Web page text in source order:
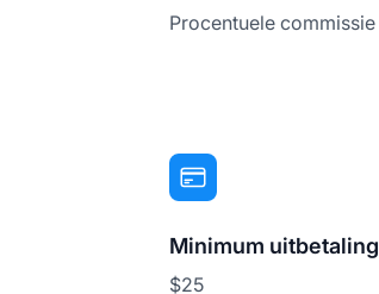
Procentuele commissie
Minimum uitbetaling
$25